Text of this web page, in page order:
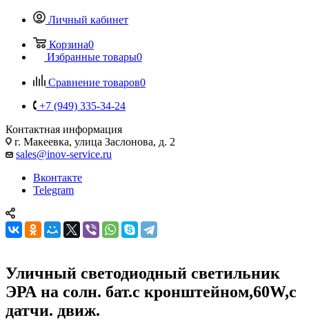
Личный кабинет
Корзина0
Избранные товары0
Сравнение товаров0
+7 (949) 335-34-24
Контактная информация
г. Макеевка, улица Заслонова, д. 2
sales@inov-service.ru
Вконтакте
Telegram
Уличный светодиодный светильник
ЭРА на солн. бат.с кронштейном,60W,с
датчи. движ.